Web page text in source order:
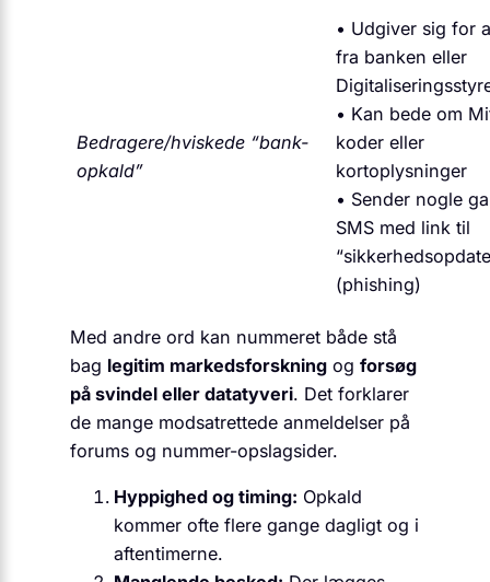
Bedragere/hviskede “bank-
opkald”
• Udgiver sig for
fra banken eller
• Kan bede om
koder eller
kortoplysninger
• Sender nogle
SMS med link til
(phishing)
Med andre ord kan nummeret både stå
bag legitim markedsforskning og forsøg
på svindel eller datatyveri. Det forklarer
de mange modsatrettede anmeldelser på
forums og nummer-opslagsider.
Hyppighed og timing: Opkald
kommer ofte flere gange dagligt og i
aftentimerne.